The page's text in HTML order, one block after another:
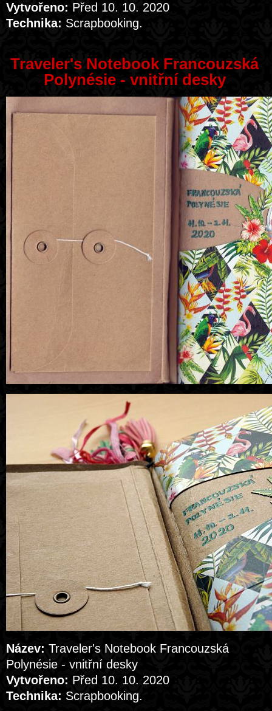
Vytvořeno: Před 10. 10. 2020
Technika: Scrapbooking.
Traveler's Notebook Francouzská
Polynésie - vnitřní desky
Název: Traveler's Notebook Francouzská
Polynésie - vnitřní desky
Vytvořeno: Před 10. 10. 2020
Technika: Scrapbooking.